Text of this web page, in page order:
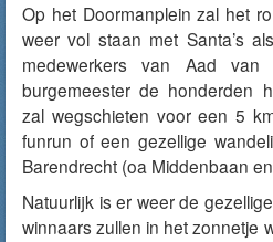
Op het Doormanplein zal het
weer vol staan met Santa’s
medewerkers van Aad
burgemeester de honderden
zal wegschieten voor een 5
funrun of een gezellige
Barendrecht (oa Middenbaan
Natuurlijk is er weer de
winnaars zullen in het zonnetje